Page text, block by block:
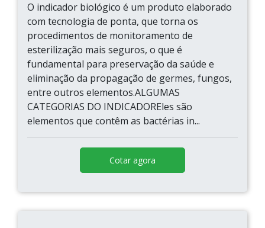
O indicador biológico é um produto elaborado
com tecnologia de ponta, que torna os
procedimentos de monitoramento de
esterilização mais seguros, o que é
fundamental para preservação da saúde e
eliminação da propagação de germes, fungos,
entre outros elementos.ALGUMAS
CATEGORIAS DO INDICADOREles são
elementos que contêm as bactérias in...
Cotar agora